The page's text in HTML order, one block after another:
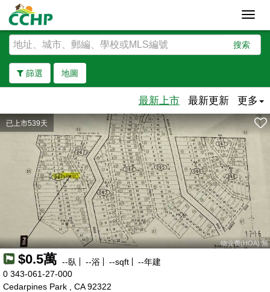
搜索
篩選 地圖
去除邊界
最新上市 最新更新 更多
已上市539天
物业费(HOA):無
$0.5萬 --臥 --浴 --sqft --年建
0 343-061-27-000
Cedarpines Park , CA 92322